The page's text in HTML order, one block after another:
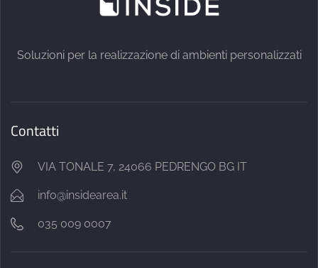
Soluzioni per la realizzazione di ambienti personalizzati
Contatti
VIA TONALE 7, 24066 PEDRENGO BG IT
info@insidearea.it
035 009 0007